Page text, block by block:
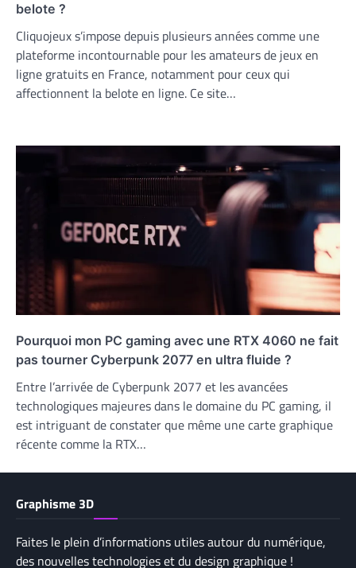
belote ?
Cliquojeux s’impose depuis plusieurs années comme une
plateforme incontournable pour les amateurs de jeux en
ligne gratuits en France, notamment pour ceux qui
affectionnent la belote en ligne. Ce site…
Pourquoi mon PC gaming avec une RTX 4060 ne fait
pas tourner Cyberpunk 2077 en ultra fluide ?
Entre l’arrivée de Cyberpunk 2077 et les avancées
technologiques majeures dans le domaine du PC gaming, il
est intriguant de constater que même une carte graphique
récente comme la RTX…
Graphisme 3D
Faites le plein d’informations utiles autour du numérique,
des nouvelles technologies et du design graphique !